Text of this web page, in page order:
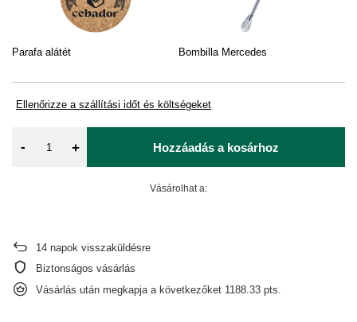
Parafa alátét Bombilla Mercedes
Ellenőrizze a szállítási időt és költségeket
- + Hozzáadás a kosárhoz
Vásárolhat a:
14 napok visszaküldésre
Biztonságos vásárlás
Vásárlás után megkapja a következőket 1188.33 pts.